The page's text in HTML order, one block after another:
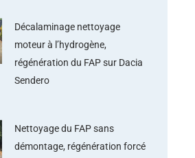
Décalaminage nettoyage
moteur à l’hydrogène,
régénération du FAP sur Dacia
Sendero
Nettoyage du FAP sans
démontage, régénération forcé